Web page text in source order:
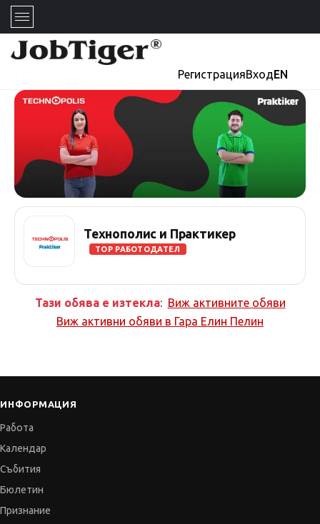
РегистрацияВходEN
Технополис и Практикер
TOP РАБОТОДАТЕЛ
Тази обява е изтекла: Виж активните обяви
Виж активни обяви в Гара Елин Пелин
ИНФОРМАЦИЯ
Работа
Календар
Събития
Бюлетин
Признание